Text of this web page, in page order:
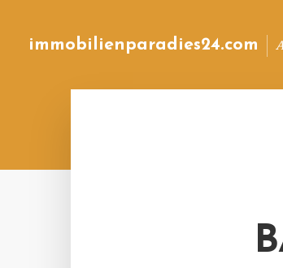
immobilienparadies24.com